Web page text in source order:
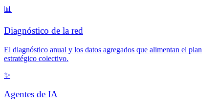
📊
Diagnóstico de la red
El diagnóstico anual y los datos agregados que alimentan el plan
estratégico colectivo.
✨
Agentes de IA